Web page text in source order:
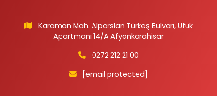
Karaman Mah. Alparslan Türkeş Bulvarı, Ufuk
Apartmanı 14/A Afyonkarahisar
0272 212 21 00
[email protected]